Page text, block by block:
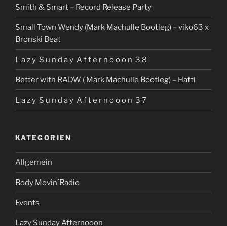
Smith & Smart – Record Release Party
Small Town Wendy (Mark Machulle Bootleg) – viko63 x
Bronski Beat
L a z y S u n d a y A f t e r n o o o n 3 8
Better with RADW ( Mark Machulle Bootleg) – Hafti
L a z y S u n d a y A f t e r n o o o n 3 7
KATEGORIEN
Allgemein
Body Movin´Radio
Events
Lazy Sunday Afternooon